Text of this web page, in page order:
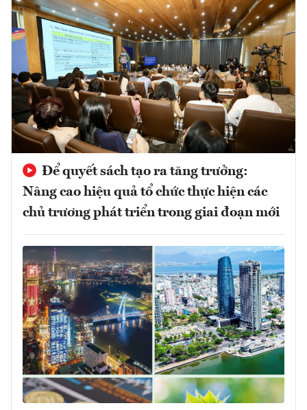
Để quyết sách tạo ra tăng trưởng:
Nâng cao hiệu quả tổ chức thực hiện các
chủ trương phát triển trong giai đoạn mới